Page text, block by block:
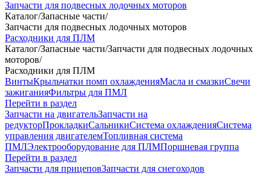
Запчасти для подвесных лодочных моторов
Каталог/Запасные части/
Запчасти для подвесных лодочных моторов
Расходники для ПЛМ
Каталог/Запасные части/Запчасти для подвесных лодочных
моторов/
Расходники для ПЛМ
ВинтыКрыльчатки помп охлажденияМасла и смазкиСвечи
зажиганияФильтры для ПМЛ
Перейти в раздел
Запчасти на двигательЗапчасти на
редукторПрокладкиСальникиСистема охлажденияСистема
управления двигателемТопливная система
ПМЛЭлектрооборудование для ПЛМПоршневая группа
Перейти в раздел
Запчасти для прицеповЗапчасти для снегоходов